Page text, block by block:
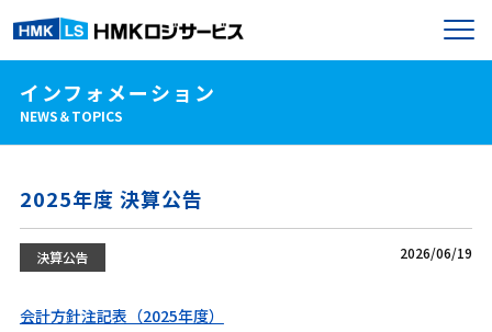
インフォメーション
NEWS＆TOPICS
2025年度 決算公告
決算公告 2026/06/19
会計方針注記表（2025年度）